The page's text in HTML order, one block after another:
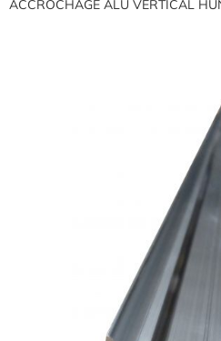
ACCROCHAGE ALU VERTICAL